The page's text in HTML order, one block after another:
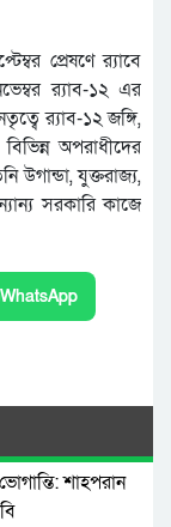
প্রেষণে র‌্যাবে
র‌্যাব-১২ এর
র‌্যাব-১২ জঙ্গি,
অপরাধীদের
উগান্ডা, যুক্তরাজ্য,
সরকারি কাজে
WhatsApp
শাহপরান